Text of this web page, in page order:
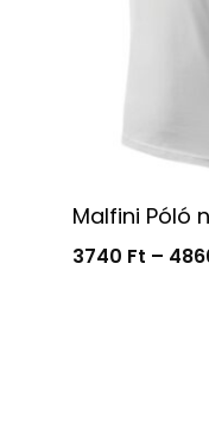
Malfini Póló
3740 Ft –